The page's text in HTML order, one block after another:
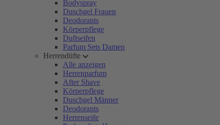
Bodyspray
Duschgel Frauen
Deodorants
Körperpflege
Duftseifen
Parfum Sets Damen
Herrendüfte
Alle anzeigen
Herrenparfum
After Shave
Körperpflege
Duschgel Männer
Deodorants
Herrenseife